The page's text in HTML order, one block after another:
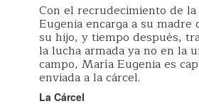
Con el recrudecimiento de
Eugenia encarga a su madre
su hijo, y tiempo después,
la lucha armada ya no en la
campo, María Eugenia es
enviada a la cárcel.
La Cárcel